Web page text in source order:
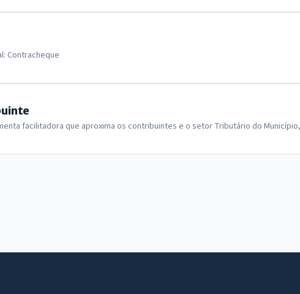
Contracheque
facilitadora que aproxima os contribuintes e o setor Tributário do